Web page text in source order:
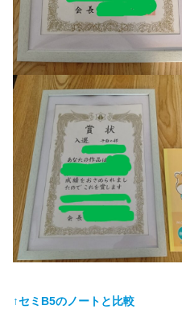
↑セミB5のノートと比較